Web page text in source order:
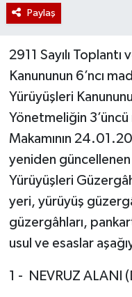
Paylaş
2911 Sayılı
Kanununun 6’ncı
Yürüyüşleri
Yönetmeliğin
Makamının
yeniden
Yürüyüşleri
yeri, yürüyüş
güzergâhları,
usul ve esaslar
1 - NEVRUZ ALANI